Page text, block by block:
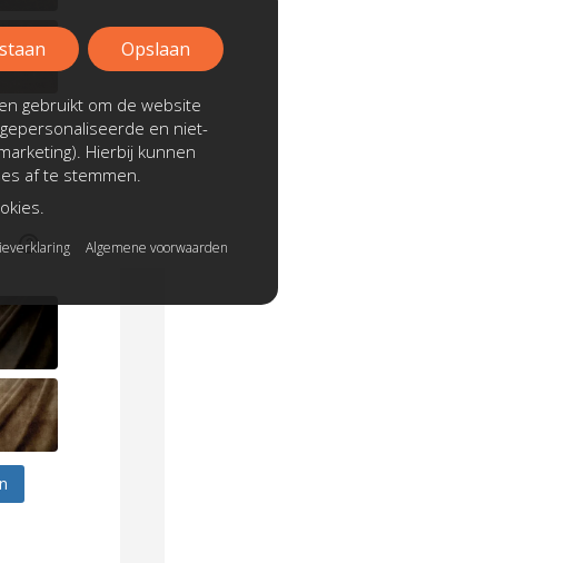
gebruikt om de website
en niet-
Hierbij kunnen
af te stemmen.
Opslaan
Algemene voorwaarden